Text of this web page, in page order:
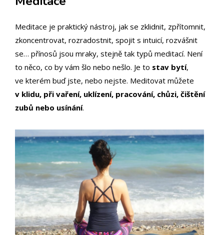
Meditace je praktický nástroj, jak se zklidnit, zpřítomnit,
zkoncentrovat, rozradostnit, spojit s intuicí, rozvášnit
se… přínosů jsou mraky, stejně tak typů meditací. Není
to něco, co by vám šlo nebo nešlo. Je to stav bytí,
ve kterém buď jste, nebo nejste. Meditovat můžete
v klidu, při vaření, uklízení, pracování, chůzi, čištění
zubů nebo usínání.